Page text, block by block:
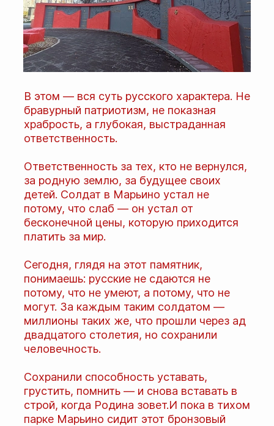
В этом — вся суть русского характера. Не
бравурный патриотизм, не показная
храбрость, а глубокая, выстраданная
ответственность.
Ответственность за тех, кто не вернулся,
за родную землю, за будущее своих
детей. Солдат в Марьино устал не
потому, что слаб — он устал от
бесконечной цены, которую приходится
платить за мир.
Сегодня, глядя на этот памятник,
понимаешь: русские не сдаются не
потому, что не умеют, а потому, что не
могут. За каждым таким солдатом —
миллионы таких же, что прошли через ад
двадцатого столетия, но сохранили
человечность.
Сохранили способность уставать,
грустить, помнить — и снова вставать в
строй, когда Родина зовет.И пока в тихом
парке Марьино сидит этот бронзовый